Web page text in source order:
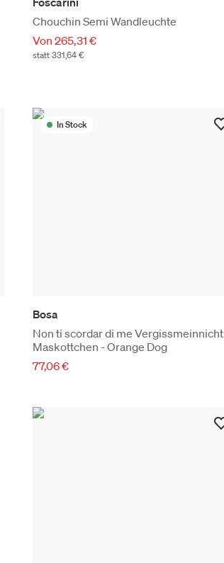
Chouchin Semi Wandleuchte
Von 265,31 €
statt 331,64 €
In Stock
Bosa
Non ti scordar di me Vergissmeinnicht
Maskottchen - Orange Dog
77,06 €